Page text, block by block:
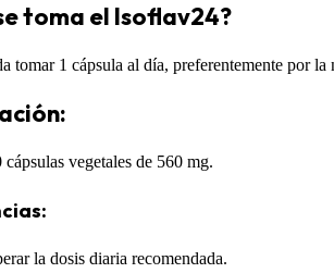
toma el Isoflav24?
tomar 1 cápsula al día, preferentemente por
cápsulas vegetales de 560 mg.
la dosis diaria recomendada.